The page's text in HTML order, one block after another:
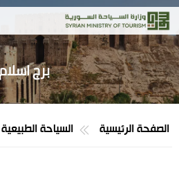
برج
الصفحة الرئيسية السياحة